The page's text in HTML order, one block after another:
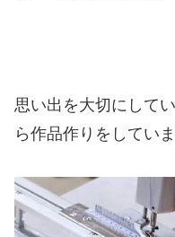
思い出を大切にして
ら作品作りをしていま